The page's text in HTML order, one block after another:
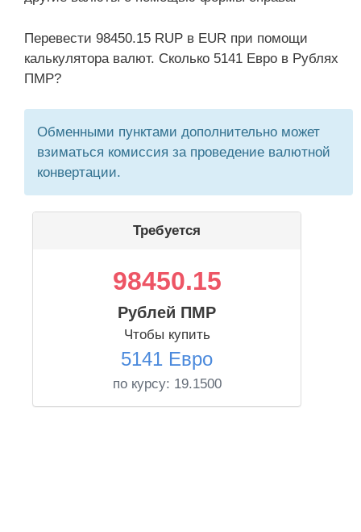
Перевести 98450.15 RUP в EUR при помощи
калькулятора валют. Сколько 5141 Евро в Рублях
ПМР?
Обменными пунктами дополнительно может
взиматься комиссия за проведение валютной
конвертации.
Требуется
98450.15
Рублей ПМР
Чтобы купить
5141 Евро
по курсу: 19.1500